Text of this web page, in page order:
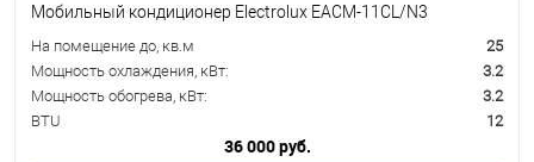
Мобильный кондиционер Electrolux EACM-11CL/N3
На помещение до, кв.м
25
Мощность охлаждения, кВт:
3.2
Мощность обогрева, кВт:
3.2
BTU
12
36 000 руб.